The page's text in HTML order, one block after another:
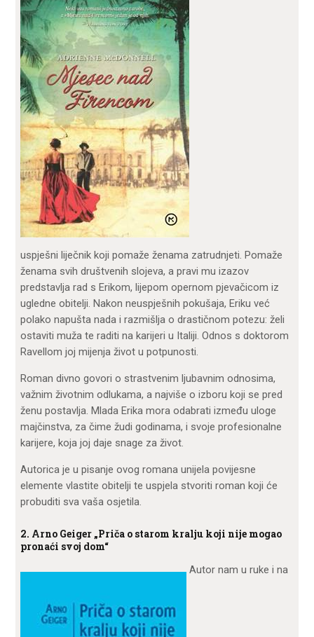
uspješni liječnik koji pomaže ženama zatrudnjeti. Pomaže
ženama svih društvenih slojeva, a pravi mu izazov
predstavlja rad s Erikom, lijepom opernom pjevačicom iz
ugledne obitelji. Nakon neuspješnih pokušaja, Eriku već
polako napušta nada i razmišlja o drastičnom potezu: želi
ostaviti muža te raditi na karijeri u Italiji. Odnos s doktorom
Ravellom joj mijenja život u potpunosti.
Roman divno govori o strastvenim ljubavnim odnosima,
važnim životnim odlukama, a najviše o izboru koji se pred
ženu postavlja. Mlada Erika mora odabrati između uloge
majčinstva, za čime žudi godinama, i svoje profesionalne
karijere, koja joj daje snage za život.
Autorica je u pisanje ovog romana unijela povijesne
elemente vlastite obitelji te uspjela stvoriti roman koji će
probuditi sva vaša osjetila.
2. Arno Geiger „Priča o starom kralju koji nije mogao
pronaći svoj dom“
Autor nam u ruke i na